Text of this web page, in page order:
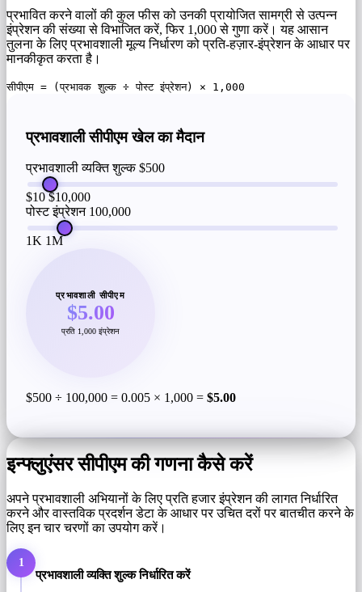
प्रभावित करने वालों की कुल फीस को उनकी प्रायोजित सामग्री से उत्पन्न
इंप्रेशन की संख्या से विभाजित करें, फिर 1,000 से गुणा करें। यह आसान
तुलना के लिए प्रभावशाली मूल्य निर्धारण को प्रति-हज़ार-इंप्रेशन के आधार पर
मानकीकृत करता है।
सीपीएम = (प्रभावक शुल्क ÷ पोस्ट इंप्रेशन) × 1,000
प्रभावशाली सीपीएम खेल का मैदान
प्रभावशाली व्यक्ति शुल्क $500
$10 $10,000
पोस्ट इंप्रेशन 100,000
1K 1M
प्रभावशाली सीपीएम
$5.00
प्रति 1,000 इंप्रेशन
$500 ÷ 100,000 = 0.005 × 1,000 = $5.00
इन्फ्लुएंसर सीपीएम की गणना कैसे करें
अपने प्रभावशाली अभियानों के लिए प्रति हजार इंप्रेशन की लागत निर्धारित
करने और वास्तविक प्रदर्शन डेटा के आधार पर उचित दरों पर बातचीत करने के
लिए इन चार चरणों का उपयोग करें।
1
प्रभावशाली व्यक्ति शुल्क निर्धारित करें